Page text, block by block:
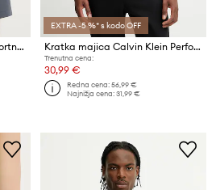
Calvin Klein Performance športne kratke hlače moške
EXTRA -5 %* s kodo OFF
Kratka majica Calvin Klein Performance
Trenutna cena:
30,99 €
Redna cena:56,99 €
Najnižja cena:31,99 €